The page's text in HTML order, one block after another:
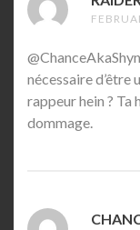
nécessaire
rappeur hein ? Ta
dommage.